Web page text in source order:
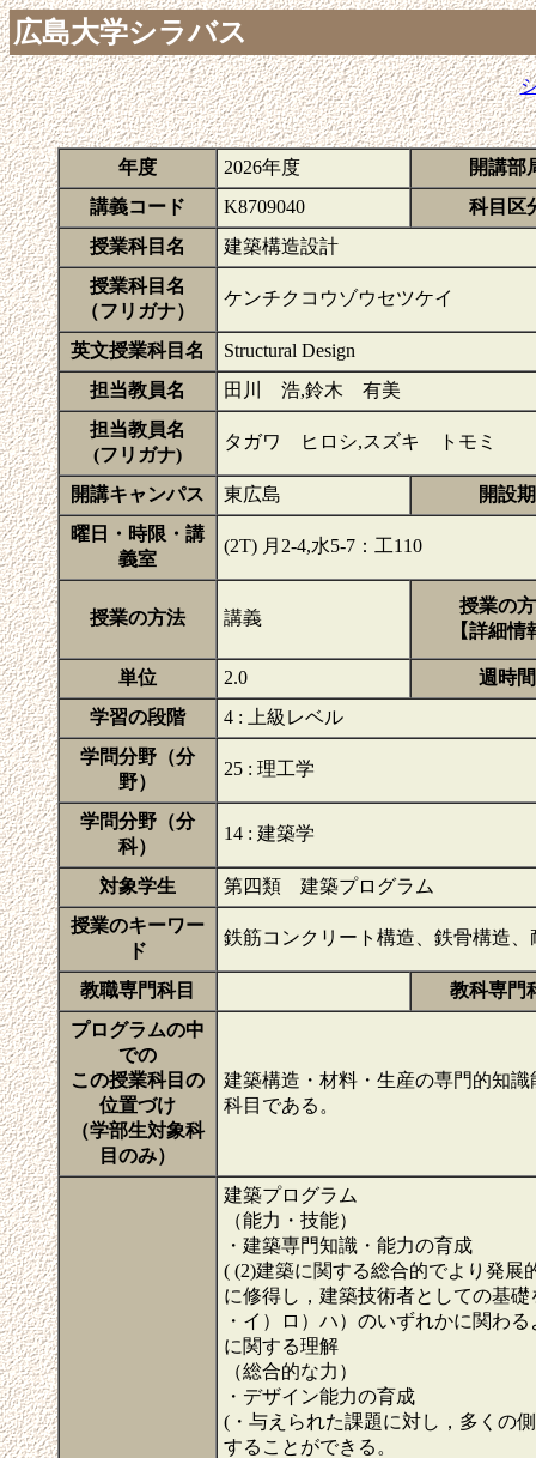
広島大学シラバス
年度 2026年度
開講部
講義コード
K8709040
科目区
授業科目名
建築構造設計
授業科目名
（フリガナ）
ケンチクコウゾウセツケイ
英文授業科目名
Structural Design
担当教員名
田川 浩,鈴木 有美
担当教員名
(フリガナ)
タガワ ヒロシ,スズキ トモミ
開講キャンパス 東広島
開設期
曜日・時限・講
義室
(2T) 月2-4,水5-7：工110
授業の方法 講義
授業の
【詳細情
単位 2.0
週時間
学習の段階
4 : 上級レベル
学問分野（分
野）
25 : 理工学
学問分野（分
科）
14 : 建築学
対象学生
第四類 建築プログラム
授業のキーワー
ド
鉄筋コンクリート構造、鉄骨構造
教職専門科目
教科専門
プログラムの中
での
この授業科目の
位置づけ
（学部生対象科
目のみ）
建築構造・材料・生産の専門的知
科目である。
建築プログラム
（能力・技能）
・建築専門知識・能力の育成
( (2)建築に関する総合的でより発
に修得し，建築技術者としての基
・イ）ロ）ハ）のいずれかに関わ
に関する理解
（総合的な力）
・デザイン能力の育成
(・与えられた課題に対し，多くの
することができる。